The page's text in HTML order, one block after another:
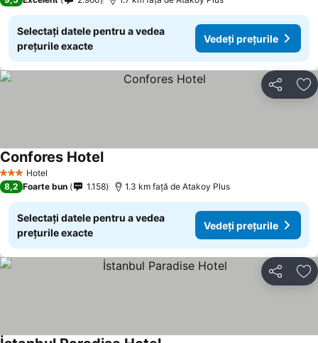
Selectați datele pentru a vedea
prețurile exacte
Vedeți prețurile
Distribuiți
3 SteleHotel
Confores HotelVedeți prețurile
8,2 Foarte bun 1.158 1.3 km faţă de Atakoy Plus
Selectați datele pentru a vedea
prețurile exacte
Vedeți prețurile
Distribuiți